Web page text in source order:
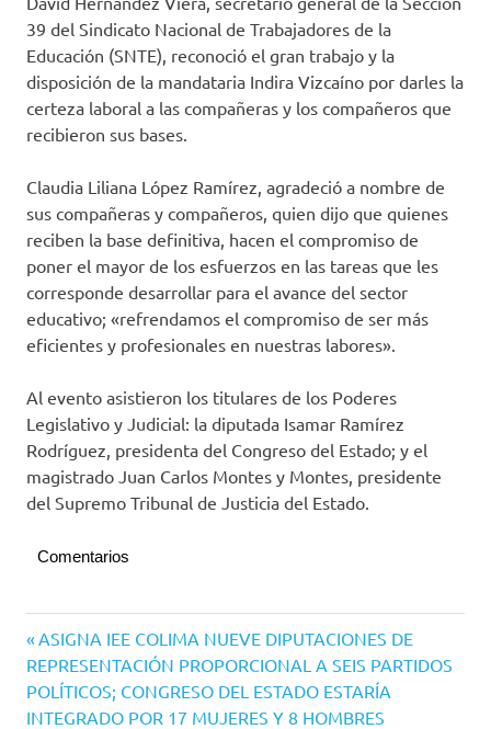
39 del Sindicato Nacional de Trabajadores de la
Educación (SNTE), reconoció el gran trabajo y la
disposición de la mandataria Indira Vizcaíno por darles la
certeza laboral a las compañeras y los compañeros que
recibieron sus bases.
Claudia Liliana López Ramírez, agradeció a nombre de
sus compañeras y compañeros, quien dijo que quienes
reciben la base definitiva, hacen el compromiso de
poner el mayor de los esfuerzos en las tareas que les
corresponde desarrollar para el avance del sector
educativo; «refrendamos el compromiso de ser más
eficientes y profesionales en nuestras labores».
Al evento asistieron los titulares de los Poderes
Legislativo y Judicial: la diputada Isamar Ramírez
Rodríguez, presidenta del Congreso del Estado; y el
magistrado Juan Carlos Montes y Montes, presidente
del Supremo Tribunal de Justicia del Estado.
Comentarios
Navegación
de
entradas
Entrada
anterior:
ASIGNA IEE COLIMA NUEVE DIPUTACIONES DE
REPRESENTACIÓN PROPORCIONAL A SEIS PARTIDOS
POLÍTICOS; CONGRESO DEL ESTADO ESTARÍA
INTEGRADO POR 17 MUJERES Y 8 HOMBRES